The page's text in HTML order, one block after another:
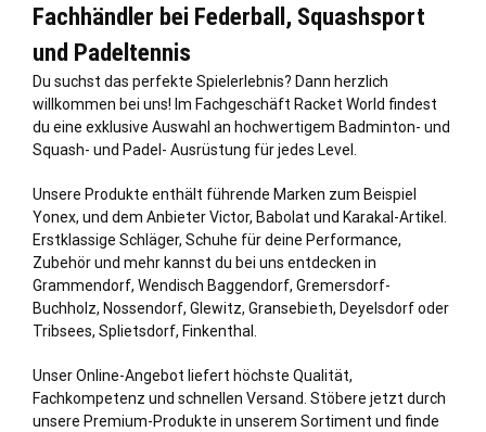
Fachhändler bei Federball, Squashsport
und Padeltennis
Du suchst das perfekte Spielerlebnis? Dann herzlich
willkommen bei uns! Im Fachgeschäft Racket World findest
du eine exklusive Auswahl an hochwertigem Badminton- und
Squash- und Padel- Ausrüstung für jedes Level.
Unsere Produkte enthält führende Marken zum Beispiel
Yonex, und dem Anbieter Victor, Babolat und Karakal-Artikel.
Erstklassige Schläger, Schuhe für deine Performance,
Zubehör und mehr kannst du bei uns entdecken in
Grammendorf, Wendisch Baggendorf, Gremersdorf-
Buchholz, Nossendorf, Glewitz, Gransebieth, Deyelsdorf oder
Tribsees, Splietsdorf, Finkenthal.
Unser Online-Angebot liefert höchste Qualität,
Fachkompetenz und schnellen Versand. Stöbere jetzt durch
unsere Premium-Produkte in unserem Sortiment und finde